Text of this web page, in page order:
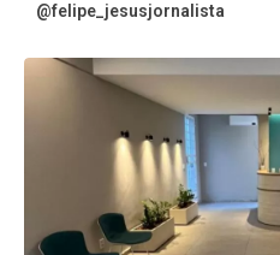
@felipe_jesusjornalista